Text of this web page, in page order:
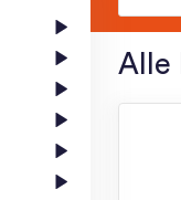
Alle